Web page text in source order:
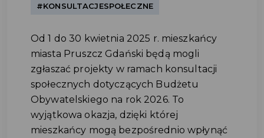
#KONSULTACJESPOŁECZNE
Od 1 do 30 kwietnia 2025 r. mieszkańcy
miasta Pruszcz Gdański będą mogli
zgłaszać projekty w ramach konsultacji
społecznych dotyczących Budżetu
Obywatelskiego na rok 2026. To
wyjątkowa okazja, dzięki której
mieszkańcy mogą bezpośrednio wpłynąć